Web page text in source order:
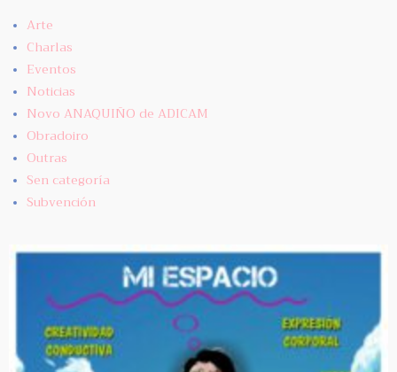
Arte
Charlas
Eventos
Noticias
Novo ANAQUIÑO de ADICAM
Obradoiro
Outras
Sen categoría
Subvención